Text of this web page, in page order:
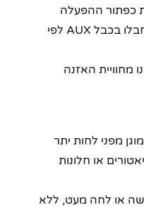
כפתור ההפעלה
התחברו דרך Bluetooth או חבלו בכבל AUX לפי
מחוויית האזנה
מפני לחות יתר
או חלונות
או לחה מעט, ללא